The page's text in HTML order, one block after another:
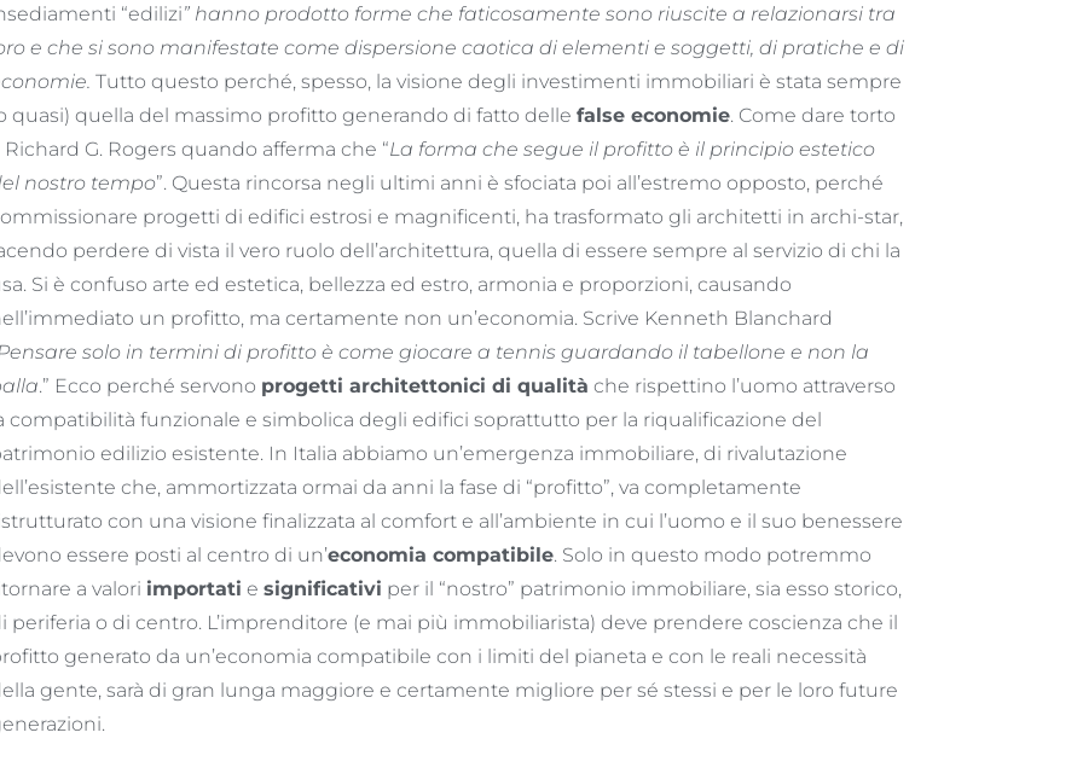
“edilizi” hanno prodotto forme che faticosamente sono riuscite a relazionarsi tra
e che si sono manifestate come dispersione caotica di elementi e soggetti, di pratiche e di
Tutto questo perché, spesso, la visione degli investimenti immobiliari è stata sempre
quasi) quella del massimo profitto generando di fatto delle false economie. Come dare torto
Richard G. Rogers quando afferma che “La forma che segue il profitto è il principio estetico
nostro tempo”. Questa rincorsa negli ultimi anni è sfociata poi all’estremo opposto, perché
progetti di edifici estrosi e magnificenti, ha trasformato gli architetti in archi-star,
perdere di vista il vero ruolo dell’architettura, quella di essere sempre al servizio di chi la
Si è confuso arte ed estetica, bellezza ed estro, armonia e proporzioni, causando
un profitto, ma certamente non un’economia. Scrive Kenneth Blanchard
solo in termini di profitto è come giocare a tennis guardando il tabellone e non la
.” Ecco perché servono progetti architettonici di qualità che rispettino l’uomo attraverso
compatibilità funzionale e simbolica degli edifici soprattutto per la riqualificazione del
edilizio esistente. In Italia abbiamo un’emergenza immobiliare, di rivalutazione
che, ammortizzata ormai da anni la fase di “profitto”, va completamente
con una visione finalizzata al comfort e all’ambiente in cui l’uomo e il suo benessere
essere posti al centro di un’economia compatibile. Solo in questo modo potremmo
a valori importati e significativi per il “nostro” patrimonio immobiliare, sia esso storico,
periferia o di centro. L’imprenditore (e mai più immobiliarista) deve prendere coscienza che il
generato da un’economia compatibile con i limiti del pianeta e con le reali necessità
gente, sarà di gran lunga maggiore e certamente migliore per sé stessi e per le loro future